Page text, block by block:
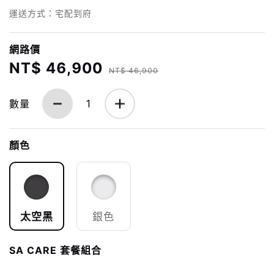
運送方式：宅配到府
網路價
NT$ 46,900 NT$ 46,900
數量 1
顏色
太空黑 銀色
SA CARE 套餐組合